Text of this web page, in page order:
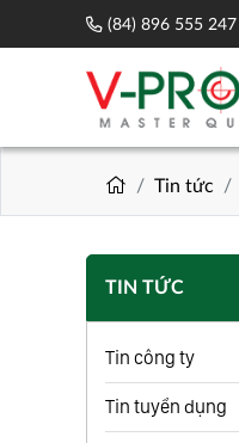
(84) 896 555 247
Tin tức
TIN TỨC
Tin công ty
Tin tuyển dụng